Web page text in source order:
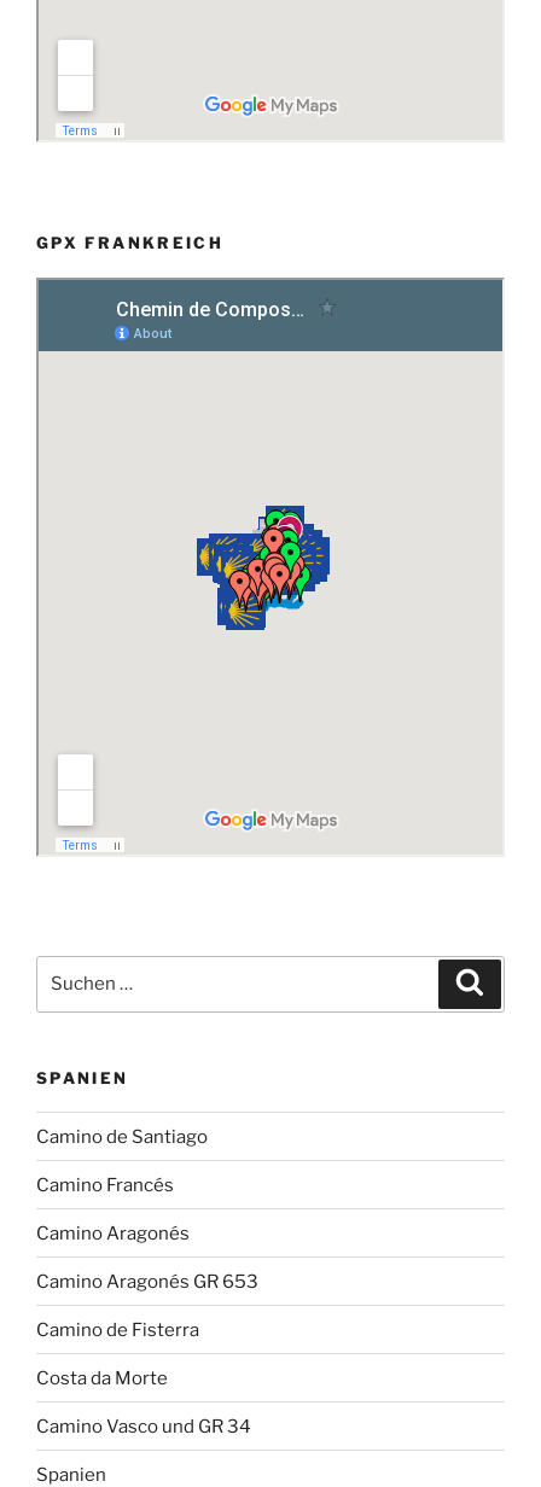
GPX FRANKREICH
nach:
SPANIEN
Camino de Santiago
Camino Francés
Camino Aragonés
Camino Aragonés GR 653
Camino de Fisterra
Costa da Morte
Camino Vasco und GR 34
Spanien